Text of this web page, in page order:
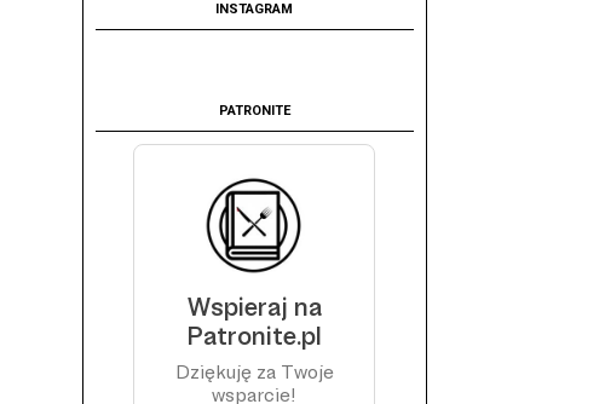
INSTAGRAM
PATRONITE